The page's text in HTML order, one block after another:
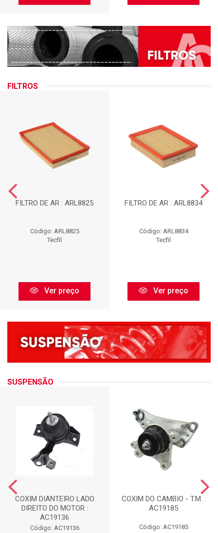
FILTROS
FILTRO DE AR : ARL8825
Código: ARL8825
Tecfil
Ver preço
FILTRO DE AR : ARL8834
Código: ARL8834
Tecfil
Ver preço
SUSPENSÃO
COXIM DIANTEIRO LADO
DIREITO DO MOTOR :
AC19136
Código: AC19136
COXIM DO CAMBIO - T.M. :
AC19185
Código: AC19185